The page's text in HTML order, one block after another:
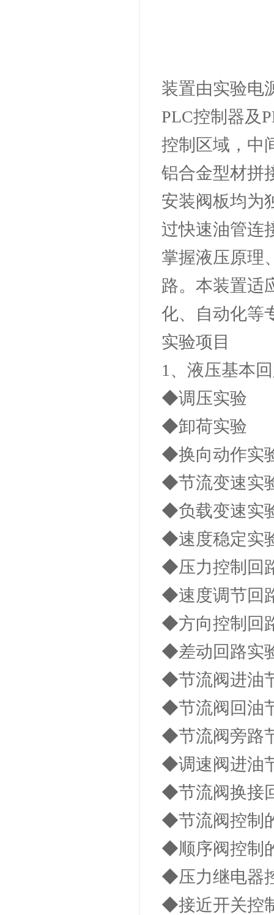
装置由实验电
PLC控制器及
控制区域，中
铝合金型材拼
安装阀板均为
过快速油管连
掌握液压原理
路。本装置适
化、自动化等
实验项目
1、液压基本
◆调压实验
◆卸荷实验
◆换向动作实
◆节流变速实
◆负载变速实
◆速度稳定实
◆压力控制回
◆速度调节回
◆方向控制回
◆差动回路实
◆节流阀进油
◆节流阀回油
◆节流阀旁路
◆调速阀进油
◆节流阀换接
◆节流阀控制
◆顺序阀控制
◆压力继电器
◆接近开关控